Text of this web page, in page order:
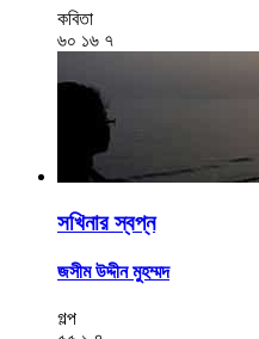
কবিতা
৬০ ১৬ ৭
সখিনার স্বপ্ন
জসীম উদ্দীন মুহম্মদ
গল্প